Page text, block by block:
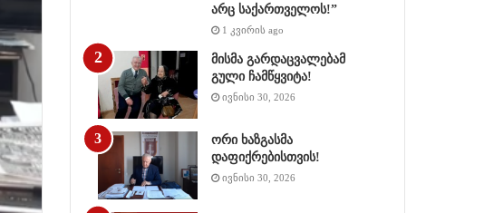
არც საქართველოს!”
1 კვირის ago
მისმა გარდაცვალებამ
გული ჩამწყვიტა!
ივნისი 30, 2026
ორი ხაზგასმა
დაფიქრებისთვის!
ივნისი 30, 2026